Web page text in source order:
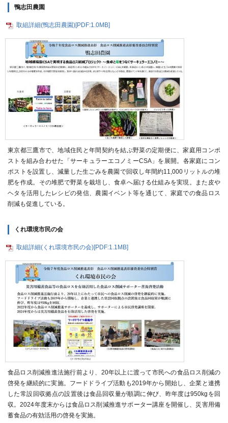
鴨志田農園
取組詳細(鴨志田農園)[PDF:1.0MB]
東京都三鷹市で、地域住民と年間契約を結ぶ野菜の定期便に、家庭用コンポ
ストを組み合わせた「サーキュラーエコノミーCSA」を展開。各家庭にコン
ポストを設置し、減量した生ごみを農園で回収し年間約11,000リットルの堆
肥を作成。その堆肥で野菜を栽培し、食卓へ届ける仕組みを実現。また皮や
ヘタを活用したレシピの発信、農園イベント等を通じて、家庭での食品ロス
削減も促進している。
くれ環境市民の会
取組詳細(くれ環境市民の会)[PDF:1.1MB]
食品ロス削減推進法施行前より、20年以上に渡って市民への食品ロス削減の
啓発を継続的に実施。フードドライブ活動も2019年から開始し、企業と連携
した常設回収拠点の設置後は食品回収量が順調に伸び、昨年度は950kgを回
収。2024年度末からは食品ロス削減推進サポーター講座を開催し、災害用備
蓄食品の有効活用の啓発を実施。